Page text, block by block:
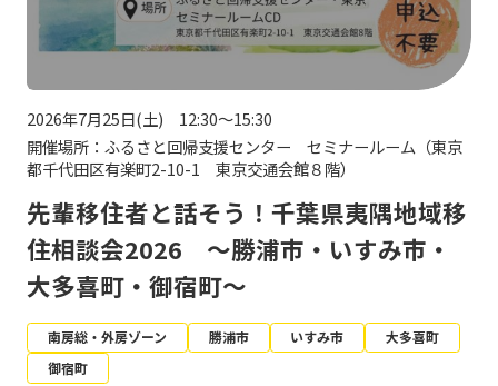
2026年7月25日(土) 12:30～15:30
開催場所：ふるさと回帰支援センター セミナールーム（東京
都千代田区有楽町2-10-1 東京交通会館８階）
先輩移住者と話そう！千葉県夷隅地域移
住相談会2026 ～勝浦市・いすみ市・
大多喜町・御宿町～
南房総・外房ゾーン 勝浦市 いすみ市
大多喜町
御宿町